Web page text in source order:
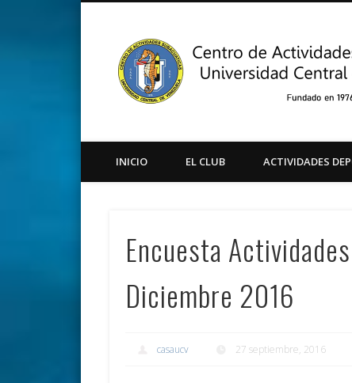
Youtube
INICIO EL CLUB ACTIVIDADES
Encuesta
Diciembre 2016
casaucv 27 septiembre, 2016